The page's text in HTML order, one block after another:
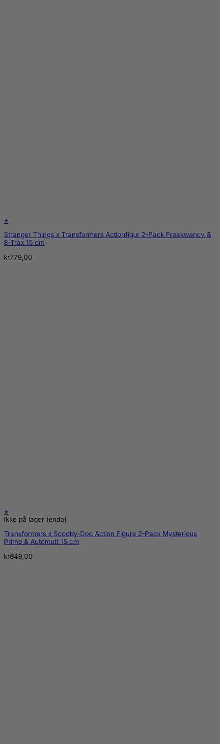
+
Stranger Things x Transformers Actionfigur 2-Pack Freakwency &
8-Trax 15 cm
kr779,00
+
Ikke på lager (enda)
Transformers x Scooby-Doo Action Figure 2-Pack Mysterious
Prime & Automutt 15 cm
kr849,00